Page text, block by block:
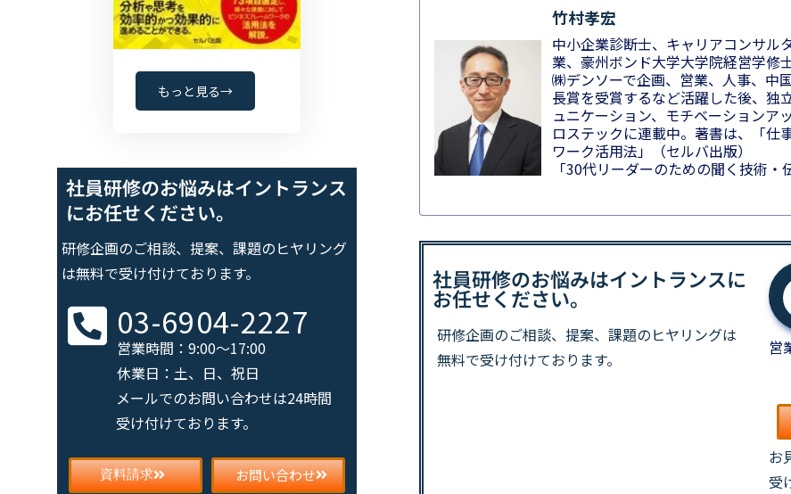
竹村孝宏
中小企業診断士、キャリアコンサル
業、豪州ボンド大学大学院経営学修
㈱デンソーで企画、営業、人事、中
長賞を受賞するなど活躍した後、独
ュニケーション、モチベーションア
ロステックに連載中。著書は、「仕
ワーク活用法」（セルバ出版）
「30代リーダーのための聞く技術
社員研修のお悩みはイントランスに
お任せください。
研修企画のご相談、提案、課題のヒヤリングは
無料で受け付けております。
営
お
受
もっと見る→
社員研修のお悩みはイントランス
にお任せください。
研修企画のご相談、提案、課題のヒヤリング
は無料で受け付けております。
03-6904-2227
営業時間：9:00～17:00
休業日：土、日、祝日
メールでのお問い合わせは24時間
受け付けております。
資料請求 お問い合わせ